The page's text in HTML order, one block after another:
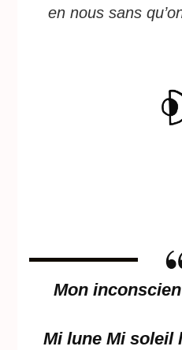
en nous sans
Mon
Mi lune Mi soleil